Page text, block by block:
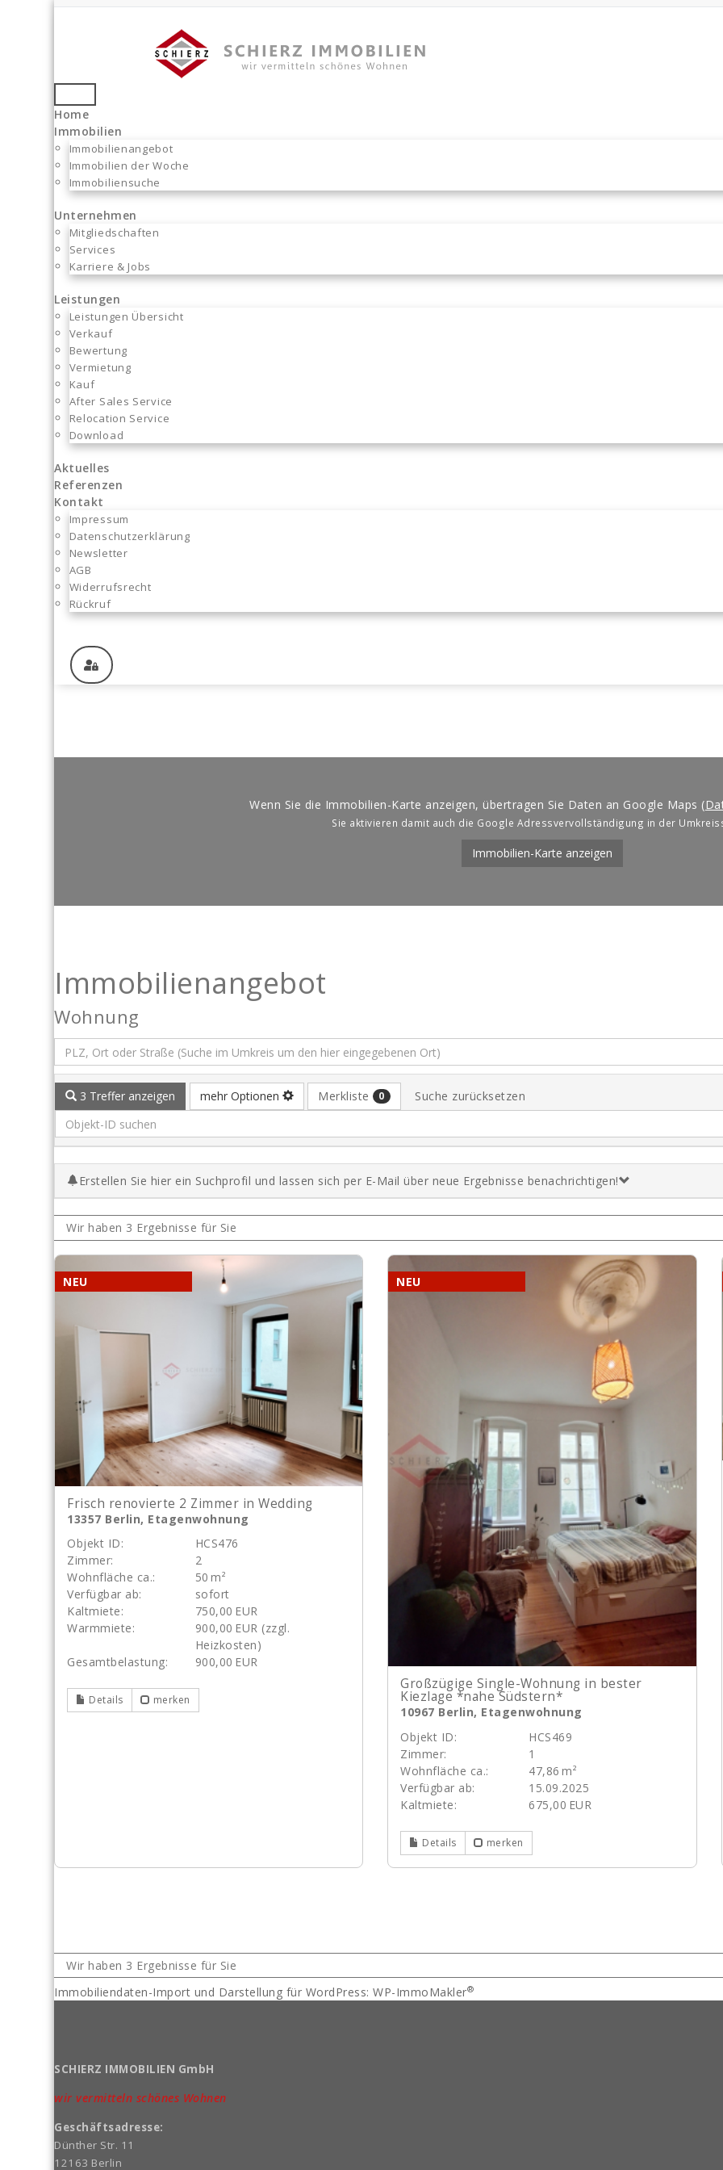
Zum
wir vermitteln schönes Wohnen...
Toggle
navigation
Home
Immobilien
Immobilienangebot
Immobilien der Woche
Immobiliensuche
Unternehmen
Mitgliedschaften
Services
Karriere & Jobs
Leistungen
Leistungen Übersicht
Verkauf
Bewertung
Vermietung
Kauf
After Sales Service
Relocation Service
Download
Aktuelles
Referenzen
Kontakt
Impressum
Datenschutzerklärung
Newsletter
AGB
Widerrufsrecht
Rückruf
Wenn Sie die Immobilien-Karte anzeigen, übertragen Sie Daten an Google Maps (
Sie aktivieren damit auch die Google Adressvervollständigung in der
Immobilien-Karte anzeigen
Immobilien­angebot
Wohnung
3 Treffer anzeigen mehr Optionen Merkliste 0 Suche zurücksetzen
Erstellen Sie hier ein Suchprofil und lassen sich per E-Mail über neue Ergebnisse benachrichtigen!
Wir haben 3 Ergebnisse für Sie
NEU
Frisch renovierte 2 Zimmer in Wedding
13357 Berlin, Etagenwohnung
Objekt ID:
HCS476
Zimmer:
2
Wohnfläche ca.:
50 m²
Verfügbar ab:
sofort
Kaltmiete:
750,00 EUR
Warmmiete:
900,00 EUR (zzgl.
Heizkosten)
Gesamtbelastung:
900,00 EUR
Details merken
NEU
Großzügige Single-Wohnung in bester
Kiezlage *nahe Südstern*
10967 Berlin, Etagenwohnung
Objekt ID:
HCS469
Zimmer:
1
Wohnfläche ca.:
47,86 m²
Verfügbar ab:
15.09.2025
Kaltmiete:
675,00 EUR
Details merken
Wir haben 3 Ergebnisse für Sie
Immobiliendaten-Import und Darstellung für WordPress: WP-ImmoMakler®
SCHIERZ IMMOBILIEN GmbH
wir vermitteln schönes Wohnen
Geschäftsadresse:
Dünther Str. 11
12163 Berlin